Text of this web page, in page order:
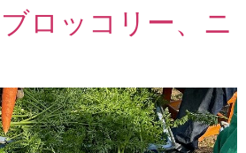
ロッコリー、ニ